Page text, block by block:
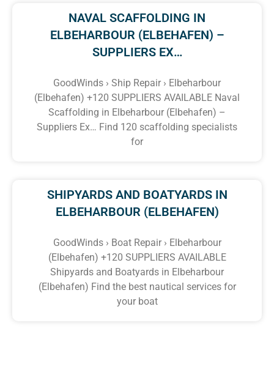
NAVAL SCAFFOLDING IN
ELBEHARBOUR (ELBEHAFEN) –
SUPPLIERS EX…
GoodWinds › Ship Repair › Elbeharbour
(Elbehafen) +120 SUPPLIERS AVAILABLE Naval
Scaffolding in Elbeharbour (Elbehafen) –
Suppliers Ex… Find 120 scaffolding specialists
for
SHIPYARDS AND BOATYARDS IN
ELBEHARBOUR (ELBEHAFEN)
GoodWinds › Boat Repair › Elbeharbour
(Elbehafen) +120 SUPPLIERS AVAILABLE
Shipyards and Boatyards in Elbeharbour
(Elbehafen) Find the best nautical services for
your boat